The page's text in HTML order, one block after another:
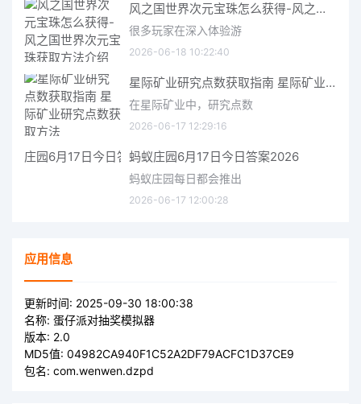
风之国世界次元宝珠怎么获得-风之国世界次元宝珠获取方法介绍
很多玩家在深入体验游
2026-06-18 10:22:40
星际矿业研究点数获取指南 星际矿业研究点数获取方法
在星际矿业中，研究点数
2026-06-17 12:29:16
蚂蚁庄园6月17日今日答案2026
蚂蚁庄园每日都会推出
2026-06-17 12:00:28
应用信息
更新时间: 2025-09-30 18:00:38
名称: 蛋仔派对抽奖模拟器
版本: 2.0
MD5值: 04982CA940F1C52A2DF79ACFC1D37CE9
包名: com.wenwen.dzpd